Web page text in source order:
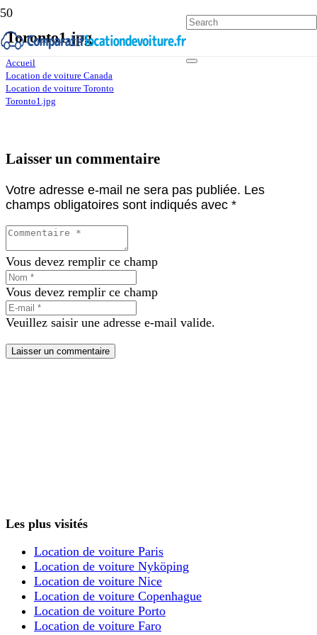
Toronto1.jpg
Accueil
Location de voiture Canada
Location de voiture Toronto
Toronto1.jpg
Laisser un commentaire
Votre adresse e-mail ne sera pas publiée. Les
champs obligatoires sont indiqués avec *
Vous devez remplir ce champ
Vous devez remplir ce champ
Veuillez saisir une adresse e-mail valide.
Laisser un commentaire
Les plus visités
Location de voiture Paris
Location de voiture Nyköping
Location de voiture Nice
Location de voiture Copenhague
Location de voiture Porto
Location de voiture Faro